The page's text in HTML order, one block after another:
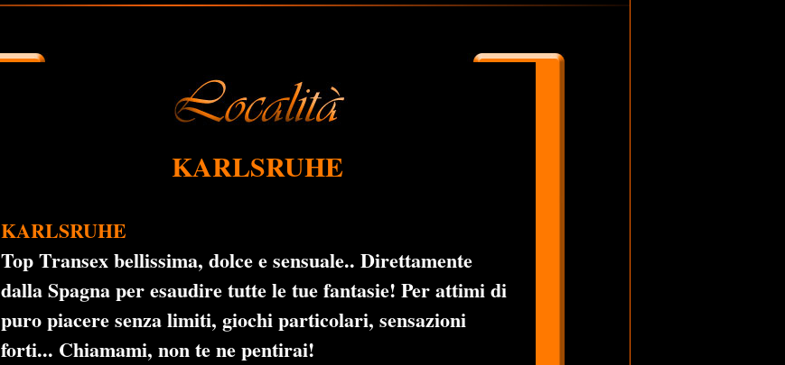
KARLSRUHE
KARLSRUHE
Top Transex bellissima, dolce e sensuale.. Direttamente
dalla Spagna per esaudire tutte le tue fantasie! Per attimi di
puro piacere senza limiti, giochi particolari, sensazioni
forti... Chiamami, non te ne pentirai!